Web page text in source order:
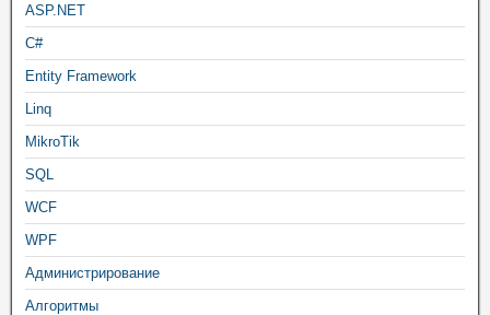
ASP.NET
C#
Entity Framework
Linq
MikroTik
SQL
WCF
WPF
Администрирование
Алгоритмы